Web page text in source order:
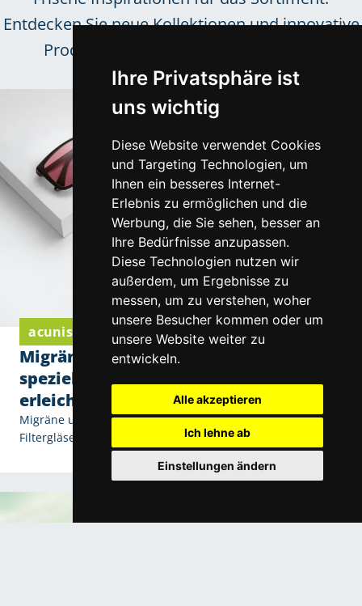
Ihre Privatsphäre ist
uns wichtig
Diese Website verwendet Cookies
und Targeting Technologien, um
Ihnen ein besseres Internet-
Erlebnis zu ermöglichen und die
Werbung, die Sie sehen, besser an
Ihre Bedürfnisse anzupassen.
Diese Technologien nutzen wir
außerdem, um Ergebnisse zu
messen, um zu verstehen, woher
unsere Besucher kommen oder um
unsere Website weiter zu
entwickeln.
Alle akzeptieren
Ich lehne ab
Einstellungen ändern
Entdecken Sie neue Kollektionen und innovative
Produkttrends unserer zuverlässigen
Lieferpartner.
acunis Komfortgläser von Eschenbach Optik
Migräne und Lichtempfindlichkeit: Wie
spezielle Filtergläser den Alltag
erleichtern
Migräne und Lichtempfindlichkeit: Wie spezielle
Filtergläser den Alltag erleichtern